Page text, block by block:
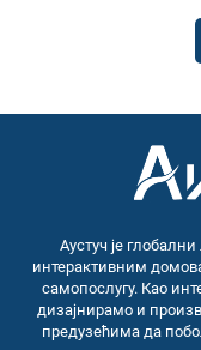
Аустуч је
интерактивним
самопослугу. Као
дизајнирамо и
предузећима да